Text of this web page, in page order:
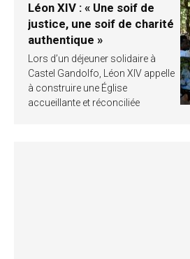
Léon XIV : « Une soif de
justice, une soif de charité
authentique »
Lors d’un déjeuner solidaire à
Castel Gandolfo, Léon XIV appelle
à construire une Église
accueillante et réconciliée